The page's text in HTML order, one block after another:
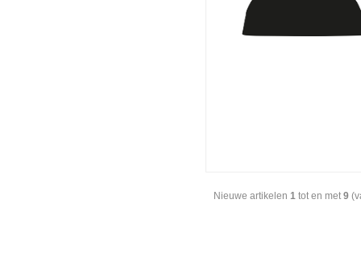
Nieuwe artikelen 1 tot en met9